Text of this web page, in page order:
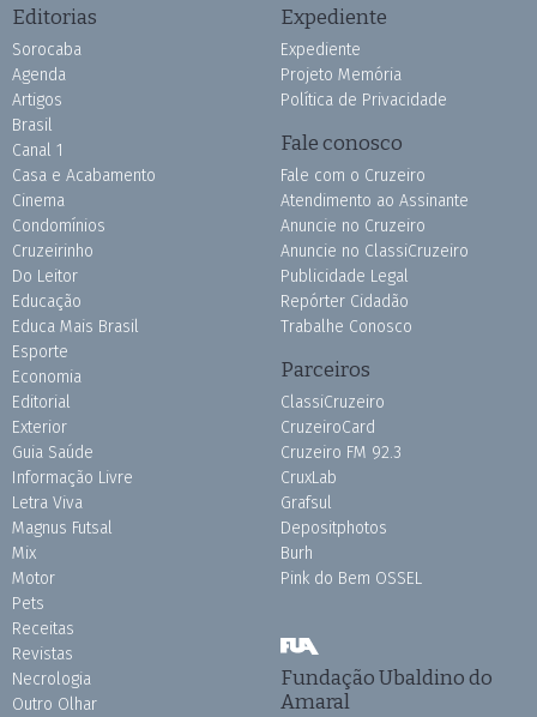
Editorias
Sorocaba
Agenda
Artigos
Brasil
Canal 1
Casa e Acabamento
Cinema
Condomínios
Cruzeirinho
Do Leitor
Educação
Educa Mais Brasil
Esporte
Economia
Editorial
Exterior
Guia Saúde
Informação Livre
Letra Viva
Magnus Futsal
Mix
Motor
Pets
Receitas
Revistas
Necrologia
Outro Olhar
Expediente
Expediente
Projeto Memória
Política de Privacidade
Fale conosco
Fale com o Cruzeiro
Atendimento ao Assinante
Anuncie no Cruzeiro
Anuncie no ClassiCruzeiro
Publicidade Legal
Repórter Cidadão
Trabalhe Conosco
Parceiros
ClassiCruzeiro
CruzeiroCard
Cruzeiro FM 92.3
CruxLab
Grafsul
Depositphotos
Burh
Pink do Bem OSSEL
Fundação Ubaldino do
Amaral